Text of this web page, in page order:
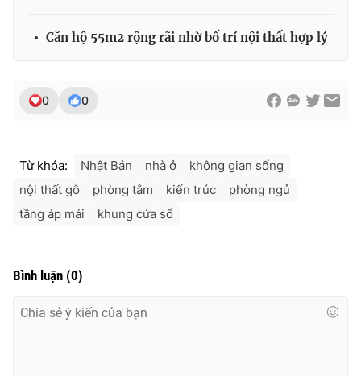
Căn hộ 55m2 rộng rãi nhờ bố trí nội thất hợp lý
0 0
Từ khóa: Nhật Bản nhà ở
không gian sống
nội thất gỗ
phòng tắm kiến trúc
phòng ngủ
tầng áp mái
khung cửa sổ
Bình luận (0)